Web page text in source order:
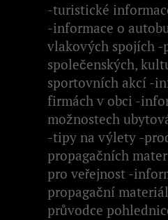
-turistické
-informace o
vlakových spojích -
společenských,
sportovních akcí -
firmách v obci -
možnostech
-tipy na výlety -
propagačních
pro veřejnost -
propagační
průvodce